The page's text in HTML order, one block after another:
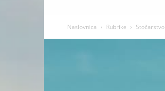
Naslovnica Rubrike Stočarstvo